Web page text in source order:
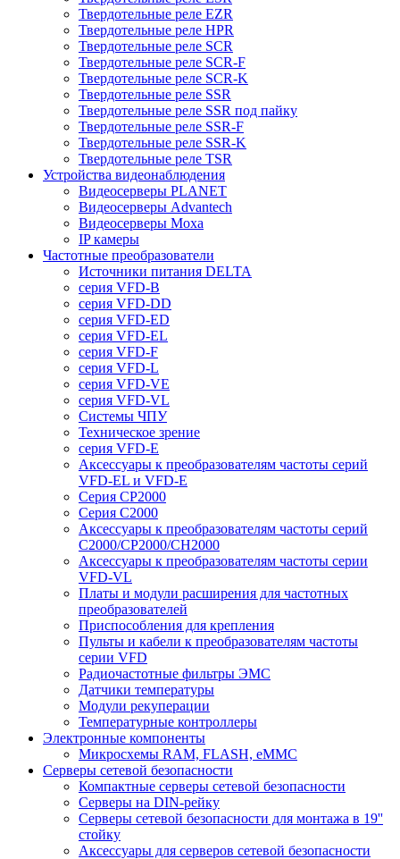
Твердотельные реле EZR
Твердотельные реле HPR
Твердотельные реле SCR
Твердотельные реле SCR-F
Твердотельные реле SCR-K
Твердотельные реле SSR
Твердотельные реле SSR под пайку
Твердотельные реле SSR-F
Твердотельные реле SSR-K
Твердотельные реле TSR
Устройства видеонаблюдения
Видеосерверы PLANET
Видеосерверы Advantech
Видеосерверы Moxa
IP камеры
Частотные преобразователи
Источники питания DELTA
серия VFD-B
серия VFD-DD
серия VFD-ED
серия VFD-EL
серия VFD-F
серия VFD-L
серия VFD-VE
серия VFD-VL
Системы ЧПУ
Техническое зрение
серия VFD-E
Аксессуары к преобразователям частоты серий
VFD-EL и VFD-E
Серия CP2000
Серия C2000
Аксессуары к преобразователям частоты серий
С2000/CP2000/CH2000
Аксессуары к преобразователям частоты серии
VFD-VL
Платы и модули расширения для частотных
преобразователей
Приспособления для крепления
Пульты и кабели к преобразователям частоты
серии VFD
Радиочастотные фильтры ЭМС
Датчики температуры
Модули рекуперации
Температурные контроллеры
Электронные компоненты
Микросхемы RAM, FLASH, eMMC
Серверы сетевой безопасности
Компактные серверы сетевой безопасности
Серверы на DIN-рейку
Серверы сетевой безопасности для монтажа в 19''
стойку
Аксессуары для серверов сетевой безопасности